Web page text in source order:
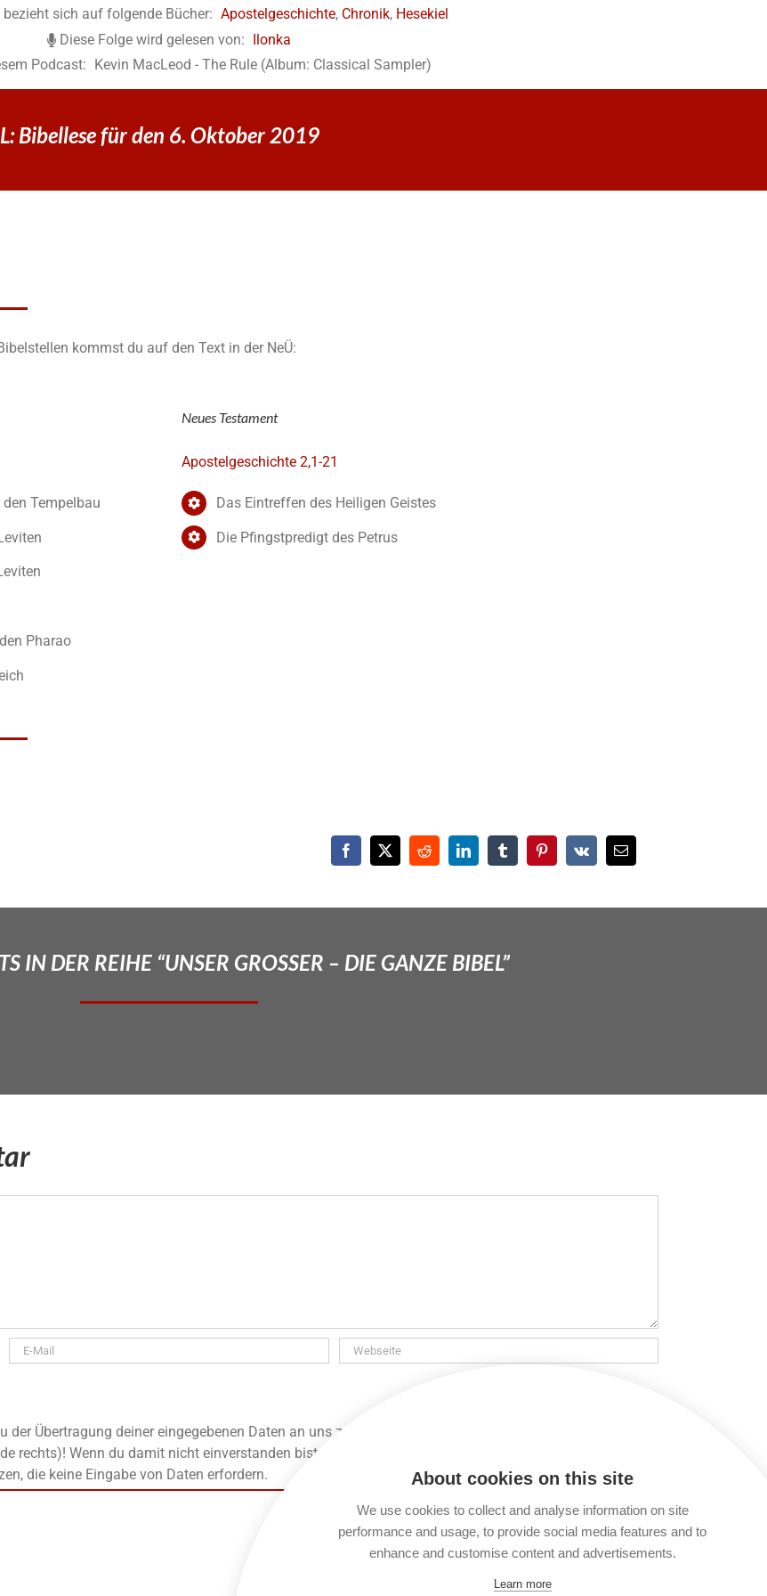
bezieht sich auf folgende Bücher: Apostelgeschichte, Chronik, Hesekiel
Diese Folge wird gelesen von: Ilonka
Podcast:
Kevin MacLeod - The Rule (Album: Classical Sampler)
Bibellese für den 6. Oktober 2019
kommst du auf den Text in der NeÜ:
Tempelbau
Pharao
Neues Testament
Apostelgeschichte 2,1-21
Das Eintreffen des Heiligen Geistes
Die Pfingstpredigt des Petrus
IN DER REIHE “UNSER GROSSER – DIE GANZE BIBEL”
Übertragung deiner eingegebenen Daten an uns zu, die verarbeitet und gespeichert werden. Lies
rechts)! Wenn du damit nicht einverstanden bist, kannst du keinen Kommentar verfassen. Du kannst
die keine Eingabe von Daten erfordern.
About cookies on this site
We use cookies to collect and analyse information on site
performance and usage, to provide social media features and to
enhance and customise content and advertisements.
Learn more